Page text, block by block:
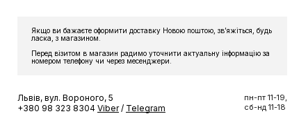
Якщо ви бажаєте оформити доставку Новою поштою, звʼяжіться, будь
ласка, з магазином.
Перед візитом в магазин радимо уточнити актуальну інформацію за
номером телефону чи через месенджери.
Львів, вул. Вороного, 5
+380 98 323 8304 Viber / Telegram
пн-пт 11-19,
сб-нд 11-18